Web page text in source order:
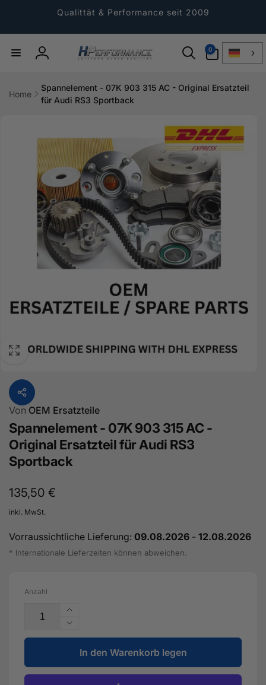
Qualittät & Performance seit 2009
Einloggen
0
Artikel
Home
Spannelement - 07K 903 315 AC - Original Ersatzteil
für Audi RS3 Sportback
Von OEM Ersatzteile
Spannelement - 07K 903 315 AC -
Original Ersatzteil für Audi RS3
Sportback
Normaler
Preis
135,50 €
inkl. MwSt.
Vorraussichtliche Lieferung: 09.08.2026 - 12.08.2026
* Internationale Lieferzeiten können abweichen.
Anzahl
Erhöhe
die
Menge
für
Spannelement
-
Verringere
die
Menge
für
Spannelement
In den Warenkorb legen